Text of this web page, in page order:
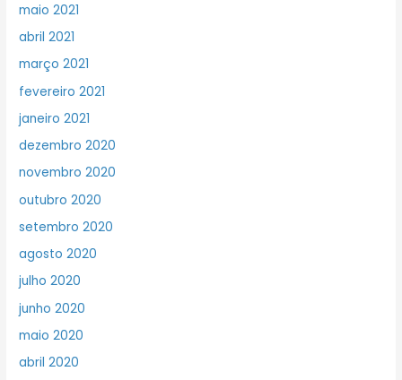
maio 2021
abril 2021
março 2021
fevereiro 2021
janeiro 2021
dezembro 2020
novembro 2020
outubro 2020
setembro 2020
agosto 2020
julho 2020
junho 2020
maio 2020
abril 2020